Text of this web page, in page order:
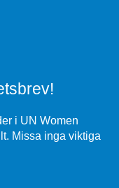
i UN Women
Missa inga viktiga